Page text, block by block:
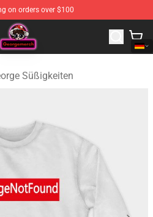
on orders over $100
George Merchandise Shop
Süßigkeiten